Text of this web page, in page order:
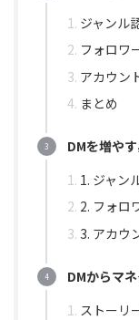
ジャンル
フォロワ
アカウン
まとめ
DMを増や
1. ジャン
2. フォロ
3. アカウ
DMからマ
ストーリ